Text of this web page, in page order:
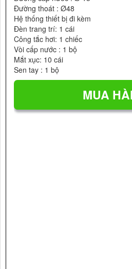
Đường thoát : Ø48
Hệ thống thiết bị đi kèm
Đèn trang trí: 1 cái
Công tắc hơi: 1 chiếc
Vòi cấp nước : 1 bộ
Mắt xục: 10 cái
Sen tay : 1 bộ